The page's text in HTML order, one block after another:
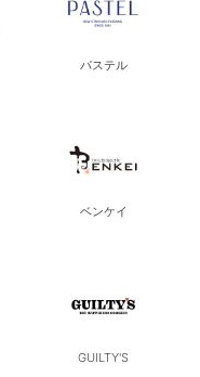
パステル
ベンケイ
GUILTY'S